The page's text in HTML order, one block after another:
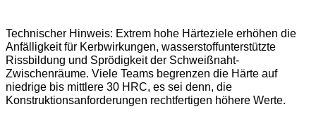
Technischer Hinweis: Extrem hohe Härteziele erhöhen die
Anfälligkeit für Kerbwirkungen, wasserstoffunterstützte
Rissbildung und Sprödigkeit der Schweißnaht-
Zwischenräume. Viele Teams begrenzen die Härte auf
niedrige bis mittlere 30 HRC, es sei denn, die
Konstruktionsanforderungen rechtfertigen höhere Werte.